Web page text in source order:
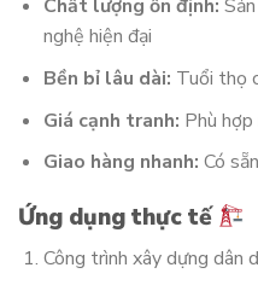
Chất lượng ổn định:
nghệ hiện đại
Bền bỉ lâu dài: Tuổi thọ
Giá cạnh tranh: Phù
Giao hàng nhanh: Có
Ứng dụng thực tế
Công trình xây dựng dân